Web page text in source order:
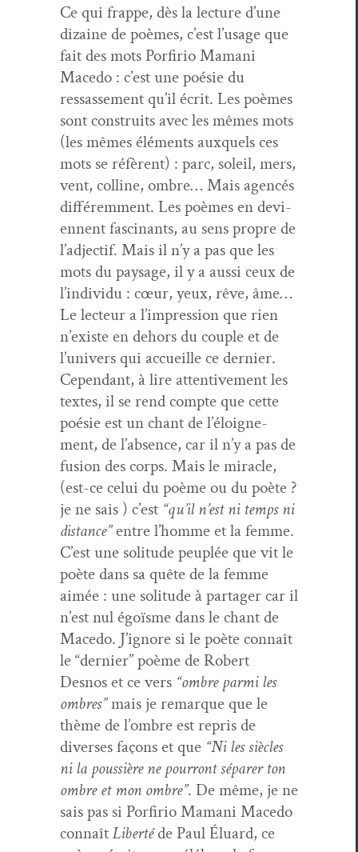
Ce qui frappe, dès la lec­ture d’une
dizaine de poèmes, c’est l’usage que
fait des mots Por­firio Mamani
Mace­do : c’est une poésie du
ressasse­ment qu’il écrit. Les poèmes
sont con­stru­its avec les mêmes mots
(les mêmes élé­ments aux­quels ces
mots se réfèrent) : parc, soleil, mers,
vent, colline, ombre… Mais agencés
dif­férem­ment. Les poèmes en devi­
en­nent fasci­nants, au sens pro­pre de
l’ad­jec­tif. Mais il n’y a pas que les
mots du paysage, il y a aus­si ceux de
l’in­di­vidu : cœur, yeux, rêve, âme…
Le lecteur a l’im­pres­sion que rien
n’ex­iste en dehors du cou­ple et de
l’u­nivers qui accueille ce dernier.
Cepen­dant, à lire atten­tive­ment les
textes, il se rend compte que cette
poésie est un chant de l’éloigne­
ment, de l’ab­sence, car il n’y a pas de
fusion des corps. Mais le mir­a­cle,
(est-ce celui du poème ou du poète ?
je ne sais ) c’est “qu’il n’est ni temps ni
dis­tance”entre l’homme et la femme.
C’est une soli­tude peu­plée que vit le
poète dans sa quête de la femme
aimée : une soli­tude à partager car il
n’est nul égoïsme dans le chant de
Mace­do. J’ig­nore si le poète con­naît
le “dernier” poème de Robert
Desnos et ce vers “ombre par­mi les
ombres”mais je remar­que que le
thème de l’om­bre est repris de
divers­es façons et que “Ni les siè­cles
ni la pous­sière ne pour­ront sépar­er ton
ombre et mon ombre”. De même, je ne
sais pas si Por­firio Mamani Mace­do
con­naîtLib­ertéde Paul Élu­ard, ce